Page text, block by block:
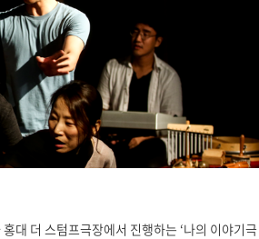
대 더 스텀프극장에서 진행하는 ‘나의 이야기극